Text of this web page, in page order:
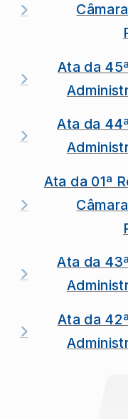
Ata da
Ata da
Ata da 01ª
Ata da
Ata da